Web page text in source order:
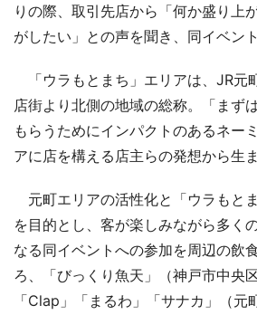
りの際、取引先店から「何か盛り上
がしたい」との声を聞き、同イベン
「ウラもとまち」エリアは、JR元
店街より北側の地域の総称。「まず
もらうためにインパクトのあるネー
アに店を構える店主らの発想から生ま
元町エリアの活性化と「ウラもと
を目的とし、客が楽しみながら多く
なる同イベントへの参加を周辺の飲
ろ、「びっくり魚天」（神戸市中央
「Clap」「まるわ」「サナカ」（元